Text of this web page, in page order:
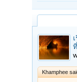
Khamphee